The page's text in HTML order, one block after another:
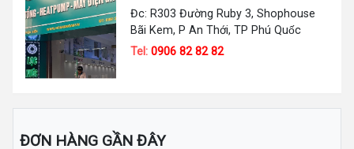
Đc: R303 Đường Ruby 3, Shophouse
Bãi Kem, P An Thới, TP Phú Quốc
Tel:0906 82 82 82
ĐƠN HÀNG GẦN ĐÂY